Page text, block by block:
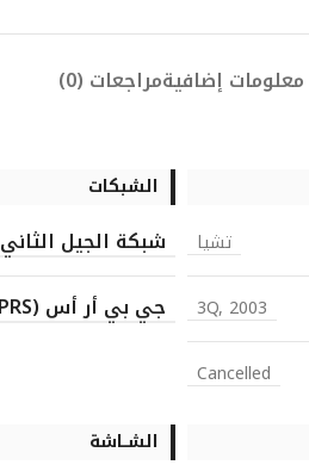
معلومات إضافيةمراجعات (0)
تشيا
3Q, 2003
Cancelled
الشبكات
شبكة الجيل الثاني
جي بي أر أس (GPRS)
الشــاشة